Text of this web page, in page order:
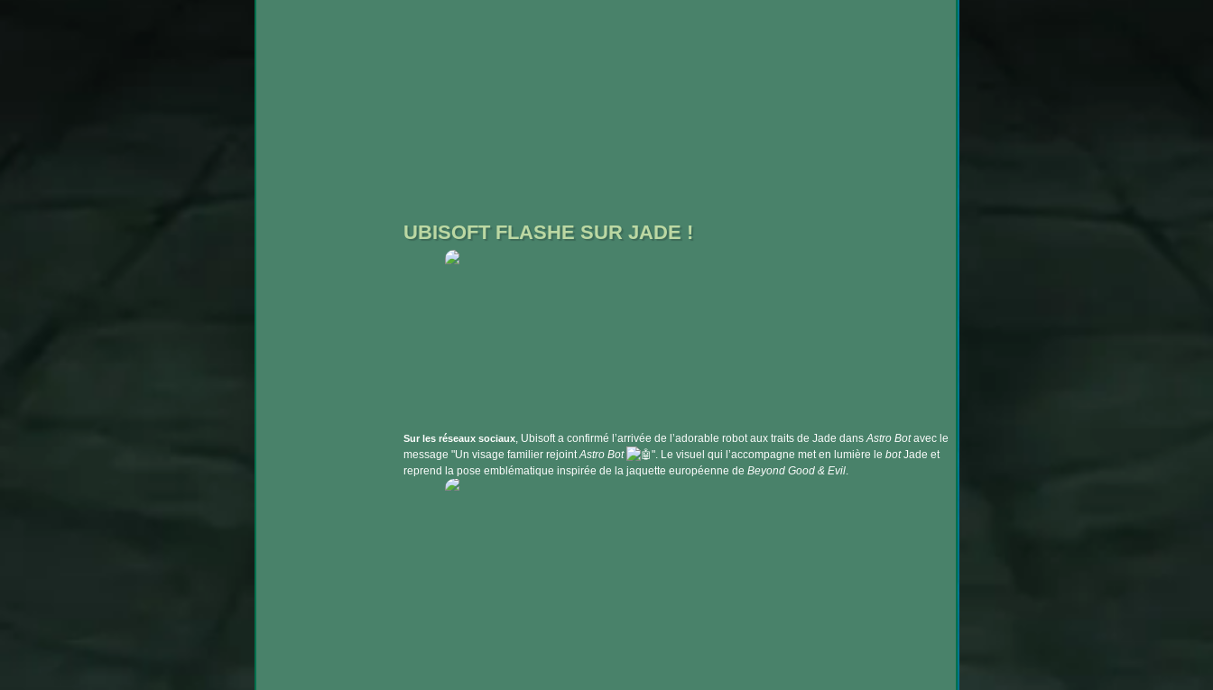
UBISOFT FLASHE SUR JADE !
Sur les réseaux sociaux, Ubisoft a confirmé l’arrivée de l’adorable robot aux traits de Jade dansAstro Botavec le
message "Un visage familier rejointAstro Bot ". Le visuel qui l’accompagne met en lumière le botJade et
reprend la pose emblématique inspirée de la jaquette européenne de Beyond Good & Evil.